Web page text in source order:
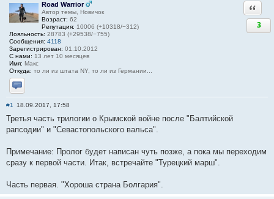
Road Warrior
Автор темы, Новичок
Возраст: 62
Репутация: 10006 (+10318/−312)
Лояльность: 28783 (+29538/−755)
Сообщения: 4118
Зарегистрирован: 01.10.2012
С нами: 13 лет 10 месяцев
Имя: Макс
Откуда: то ли из штата NY, то ли из Германии...
Отправить личное сообщение
3
#1 18.09.2017, 17:58
Третья часть трилогии о Крымской войне после "Балтийской
рапсодии" и "Севастопольского вальса".
Примечание: Пролог будет написан чуть позже, а пока мы переходим
сразу к первой части. Итак, встречайте "Турецкий марш".
Часть первая. "Хороша страна Болгария".